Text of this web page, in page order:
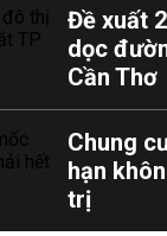
Đề xuất
dọc
Cần Thơ
Chung
hạn
trị